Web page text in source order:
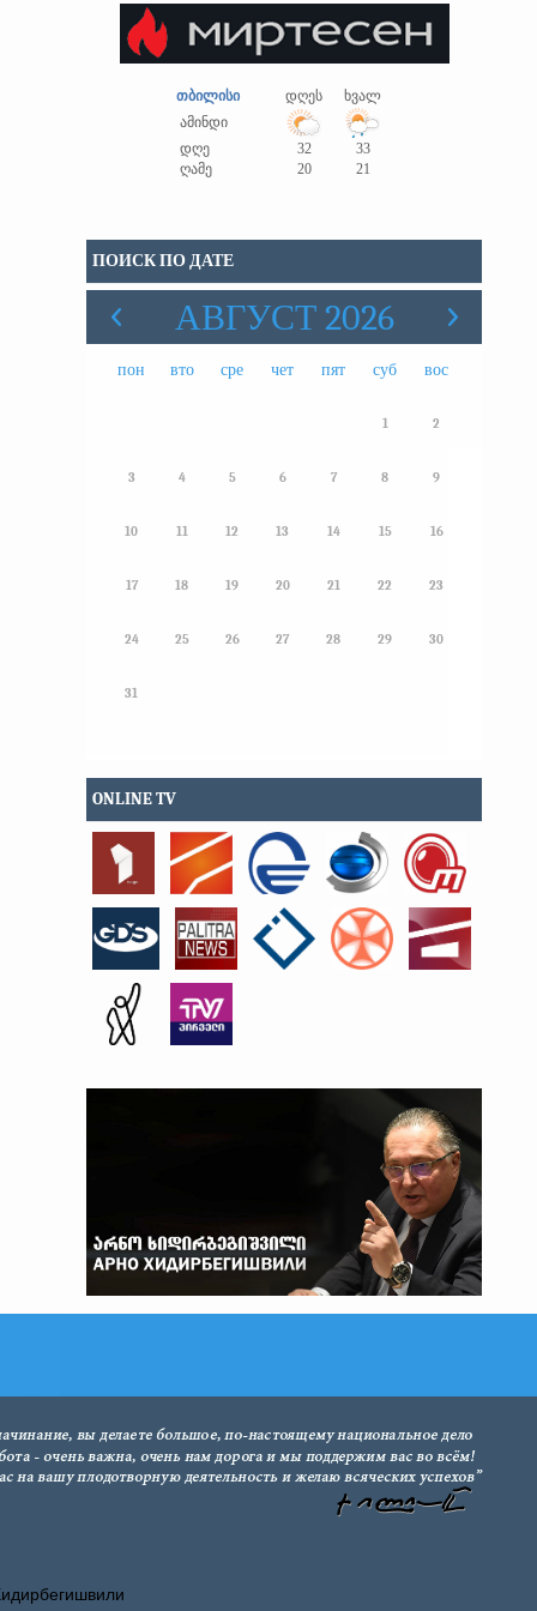
თბილისი დღეს
ხვალ
ამინდი
დღე
32
33
ღამე
20 21
ПОИСК ПО ДАТЕ
АВГУСТ 2026
пон вто сре чет пят суб вос
1 2
3 4 5 6 7 8 9
10 11 12 13 14 15 16
17 18 19 20 21 22 23
24 25 26 27 28 29 30
31
ONLINE TV